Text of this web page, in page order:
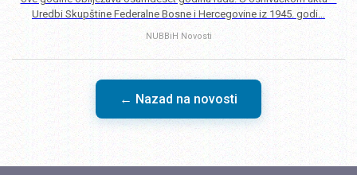
Uredbi Skupštine Federalne Bosne i Hercegovine iz 1945. godi…
NUBBiH Novosti
← Nazad na novosti